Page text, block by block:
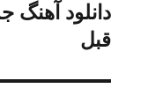
نوشته
بعدی:
دانلود آهنگ
قبل